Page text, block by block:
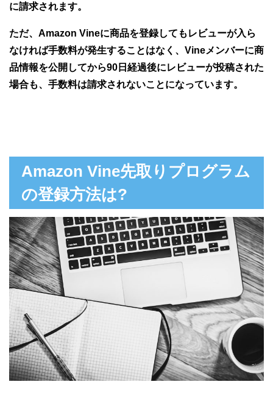
に請求されます。
ただ、Amazon Vineに商品を登録してもレビューが入ら
なければ手数料が発生することはなく、Vineメンバーに商
品情報を公開してから90日経過後にレビューが投稿された
場合も、手数料は請求されないことになっています。
Amazon Vine先取りプログラム
の登録方法は?